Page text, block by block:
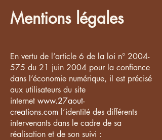
Mentions légales
En vertu de l’article 6 de la loi n° 2004-
575 du 21 juin 2004 pour la confiance
dans l’économie numérique, il est précisé
aux utilisateurs du site
internet www.27aout-
creations.com l’identité des différents
intervenants dans le cadre de sa
réalisation et de son suivi :